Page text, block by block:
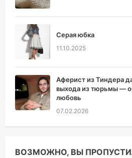
Серая юбка
11.10.2025
Аферист из Тиндера
выхода из тюрьмы —
любовь
07.02.2026
ВОЗМОЖНО, ВЫ